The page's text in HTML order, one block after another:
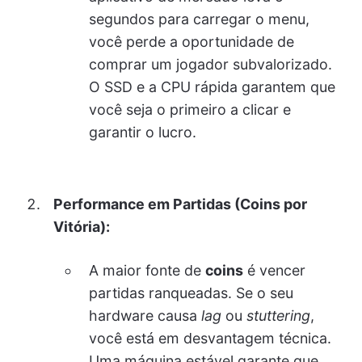
segundos para carregar o menu,
você perde a oportunidade de
comprar um jogador subvalorizado.
O SSD e a CPU rápida garantem que
você seja o primeiro a clicar e
garantir o lucro.
Performance em Partidas (Coins por
Vitória):
A maior fonte de coinsé vencer
partidas ranqueadas. Se o seu
hardware causa lagou stuttering,
você está em desvantagem técnica.